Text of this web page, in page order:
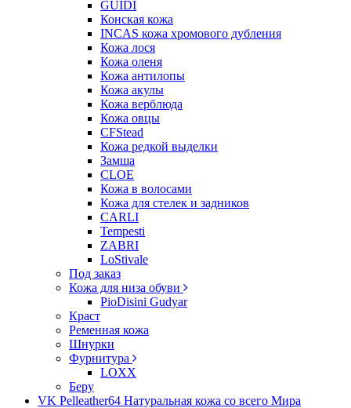
GUIDI
Конская кожа
INCAS кожа хромового дубления
Кожа лося
Кожа оленя
Кожа антилопы
Кожа акулы
Кожа верблюда
Кожа овцы
CFStead
Кожа редкой выделки
Замша
CLOE
Кожа в волосами
Кожа для стелек и задников
CARLI
Tempesti
ZABRI
LoStivale
Под заказ
Кожа для низа обуви
PioDisini Gudyar
Краст
Ременная кожа
Шнурки
Фурнитура
LOXX
Беру
VK Pelleather64 Натуральная кожа со всего Мира